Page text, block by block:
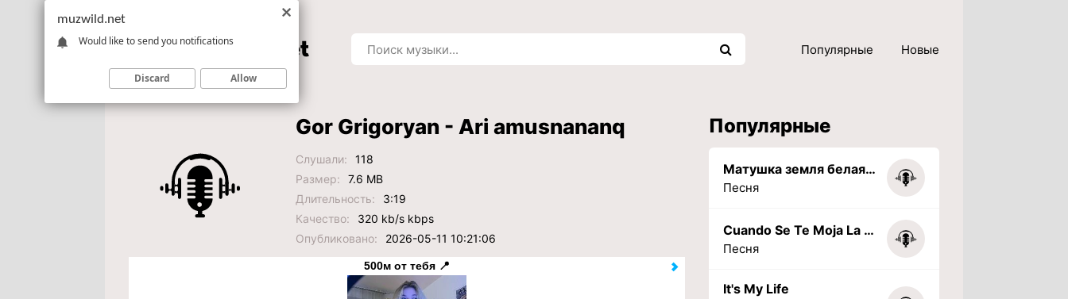
Популярные Новые
Gor Grigoryan - Ari amusnananq
Слушали:
118
Размер:
7.6 MB
Длительность:
3:19
Качество:
320 kb/s kbps
Опубликовано:
2026-05-11 10:21:06
500м от тебя 📍
Популярные
Матушка земля белая березонька
Песня
Cuando Se Te Moja La Tarea (PHONK) (Slowed + Reverbed)
Песня
It's My Life
muzwild.net
Would like to send you notifications
Discard Allow